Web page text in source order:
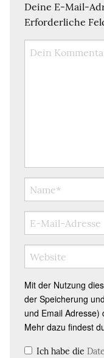
Deine E-Mail-
Erforderliche
Mit der Nutzung
der Speicherung
und Email Adresse)
Mehr dazu findest
Ich habe die